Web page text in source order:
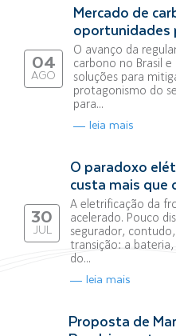
04
AGO
Mercado de
oportunidades
O avanço da
carbono no Brasil
soluções para
protagonismo do
para...
leia mais
30
JUL
O paradoxo
custa mais que
A eletrificação da
acelerado. Pouco
segurador,
transição: a
do...
leia mais
Proposta de